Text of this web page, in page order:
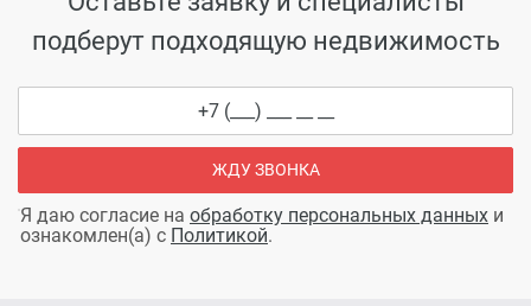
подберут подходящую недвижимость
ЖДУ ЗВОНКА
Я даю согласие на обработку персональных данных и
ознакомлен(а) с Политикой.